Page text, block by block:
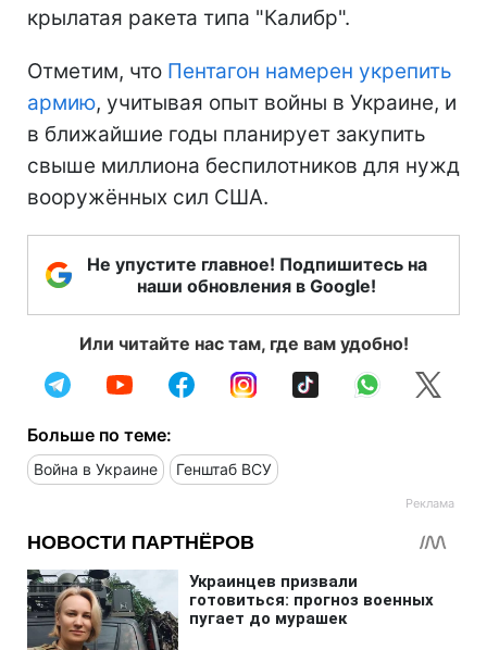
крылатая ракета типа "Калибр".
Отметим, что Пентагон намерен укрепить
армию, учитывая опыт войны в Украине, и
в ближайшие годы планирует закупить
свыше миллиона беспилотников для нужд
вооружённых сил США.
Не упустите главное! Подпишитесь на
наши обновления в Google!
Или читайте нас там, где вам удобно!
Больше по теме:
Война в Украине Генштаб ВСУ